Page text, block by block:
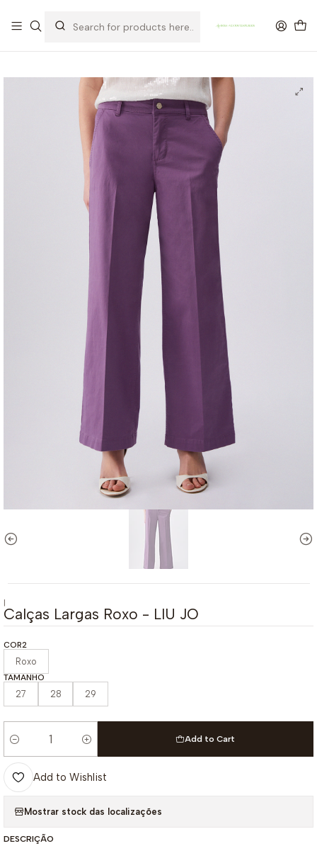
OFERTA DE PORTES DE ENVIO em compras para Portugal superiores a
80€ de artigos sem promoção
|
Calças Largas Roxo - LIU JO
COR2
Roxo
TAMANHO
27 28 29
Quantity
Add to Cart
Add to Wishlist
Mostrar stock das localizações
DESCRIÇÃO